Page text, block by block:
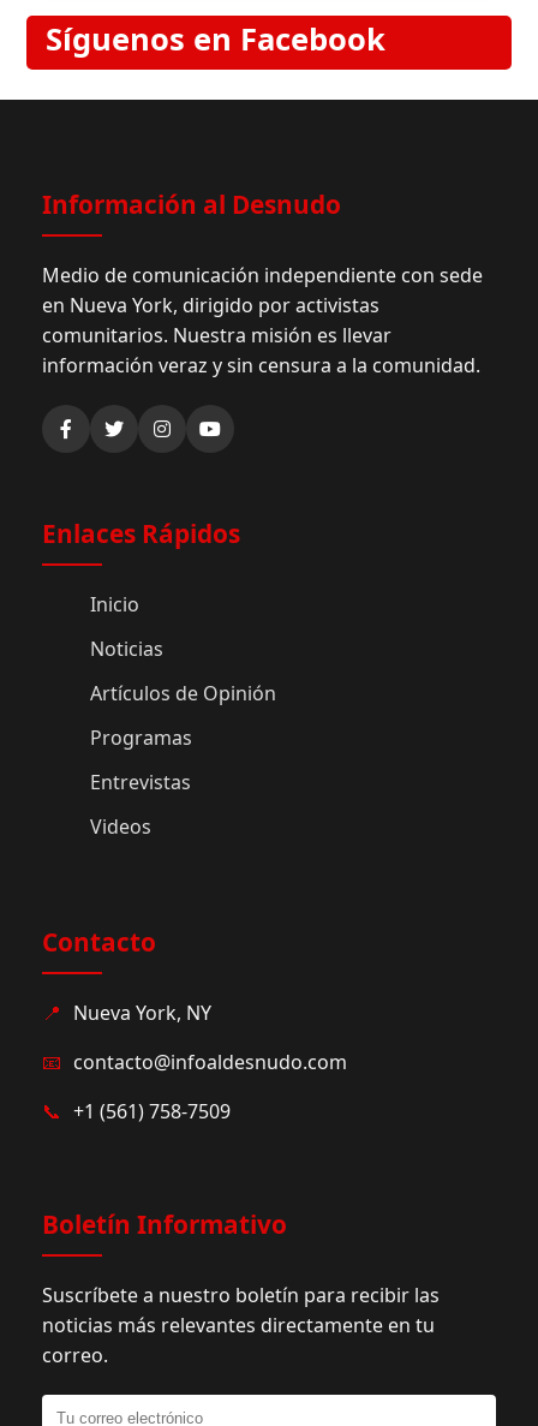
Síguenos en Facebook
Información al Desnudo
Medio de comunicación independiente con sede
en Nueva York, dirigido por activistas
comunitarios. Nuestra misión es llevar
información veraz y sin censura a la comunidad.
Enlaces Rápidos
Inicio
Noticias
Artículos de Opinión
Programas
Entrevistas
Videos
Contacto
📍 Nueva York, NY
📧 contacto@infoaldesnudo.com
📞 +1 (561) 758-7509
Boletín Informativo
Suscríbete a nuestro boletín para recibir las
noticias más relevantes directamente en tu
correo.